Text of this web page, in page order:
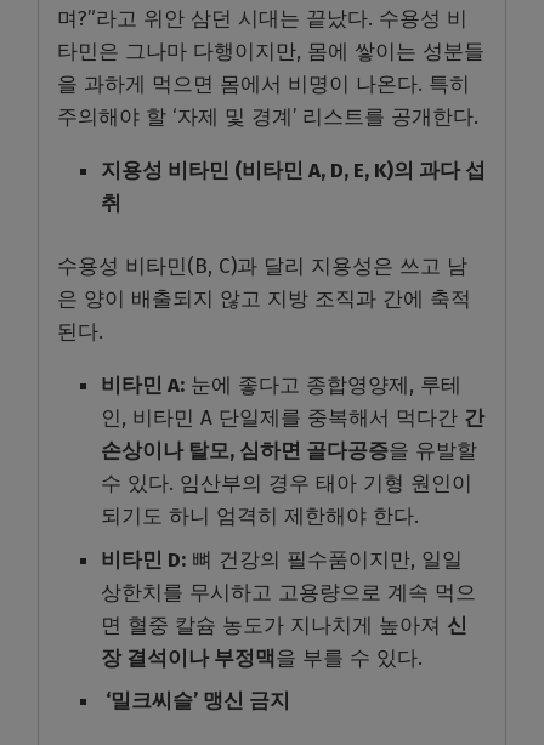
며?”라고 위안 삼던 시대는 끝났다. 수용성 비
타민은 그나마 다행이지만, 몸에 쌓이는 성분들
을 과하게 먹으면 몸에서 비명이 나온다. 특히
주의해야 할 ‘자제 및 경계’ 리스트를 공개한다.
지용성 비타민 (비타민 A, D, E, K)의 과다 섭
취
수용성 비타민(B, C)과 달리 지용성은 쓰고 남
은 양이 배출되지 않고 지방 조직과 간에 축적
된다.
비타민 A: 눈에 좋다고 종합영양제, 루테
인, 비타민 A 단일제를 중복해서 먹다간 간
손상이나 탈모, 심하면 골다공증을 유발할
수 있다. 임산부의 경우 태아 기형 원인이
되기도 하니 엄격히 제한해야 한다.
비타민 D: 뼈 건강의 필수품이지만, 일일
상한치를 무시하고 고용량으로 계속 먹으
면 혈중 칼슘 농도가 지나치게 높아져 신
장 결석이나 부정맥을 부를 수 있다.
‘밀크씨슬’ 맹신 금지